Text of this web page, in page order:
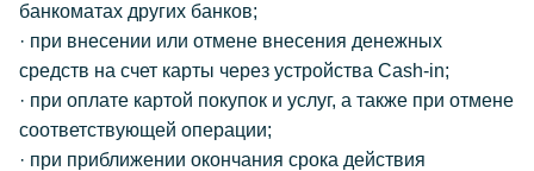
банкоматах других банков;
· при внесении или отмене внесения денежных
средств на счет карты через устройства Cash-in;
· при оплате картой покупок и услуг, а также при отмене
соответствующей операции;
· при приближении окончания срока действия